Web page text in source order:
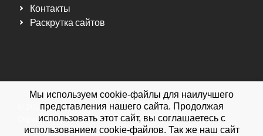
Контакты
Раскрутка сайтов
© 2026 Мебельная фабрика ДИЗАЙН МЕБЕЛЬ.
Официальный сайт.
Мы используем cookie-файлы для наилучшего
представления нашего сайта. Продолжая
использовать этот сайт, вы соглашаетесь с
использованием cookie-файлов. Так же наш сайт